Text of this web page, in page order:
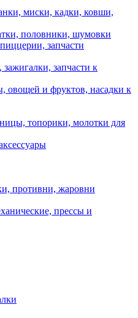
миски, кадки, ковши,
половники, шумовки
запчасти
запчасти к
овощей и фруктов, насадки к
топорики, молотки для
противни, жаровни
прессы и